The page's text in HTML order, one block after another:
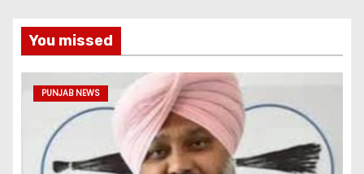
You missed
PUNJAB NEWS